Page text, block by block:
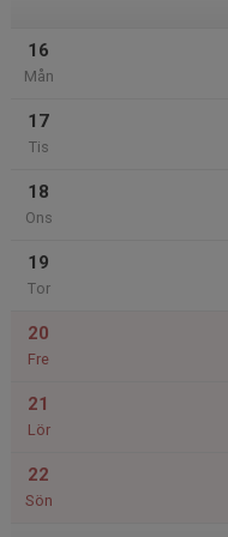
16
Mån
17
Tis
18
Ons
19
Tor
20
Fre
21
Lör
22
Sön